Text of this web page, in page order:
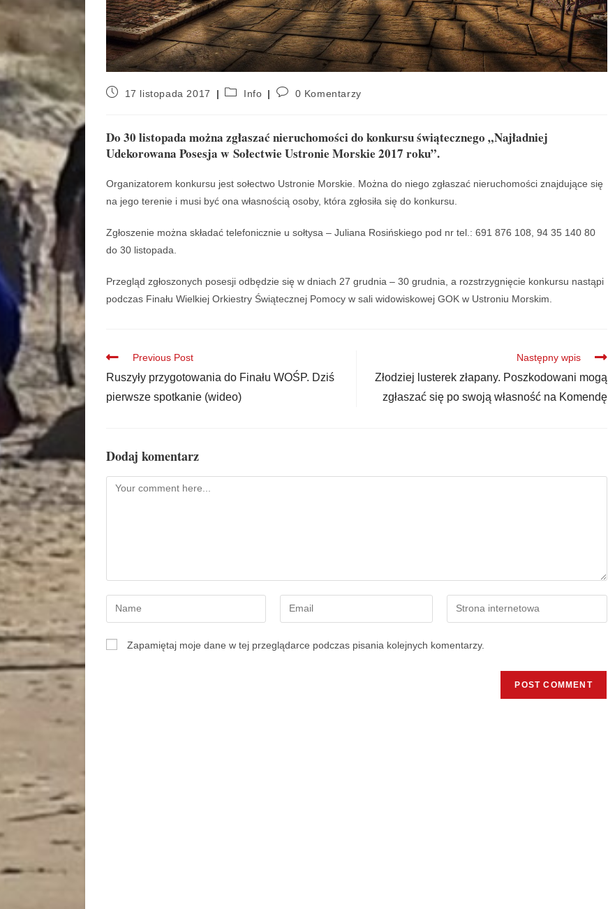
17 listopada 2017 Info 0 Komentarzy
Do 30 listopada można zgłaszać nieruchomości do konkursu świątecznego „Najładniej
Udekorowana Posesja w Sołectwie Ustronie Morskie 2017 roku”.
Organizatorem konkursu jest sołectwo Ustronie Morskie. Można do niego zgłaszać nieruchomości znajdujące się
na jego terenie i musi być ona własnością osoby, która zgłosiła się do konkursu.
Zgłoszenie można składać telefonicznie u sołtysa – Juliana Rosińskiego pod nr tel.: 691 876 108, 94 35 140 80
do 30 listopada.
Przegląd zgłoszonych posesji odbędzie się w dniach 27 grudnia – 30 grudnia, a rozstrzygnięcie konkursu nastąpi
podczas Finału Wielkiej Orkiestry Świątecznej Pomocy w sali widowiskowej GOK w Ustroniu Morskim.
Previous Post
Ruszyły przygotowania do Finału WOŚP. Dziś
pierwsze spotkanie (wideo)
Następny wpis
Złodziej lusterek złapany. Poszkodowani mogą
zgłaszać się po swoją własność na Komendę
Dodaj komentarz
Zapamiętaj moje dane w tej przeglądarce podczas pisania kolejnych komentarzy.